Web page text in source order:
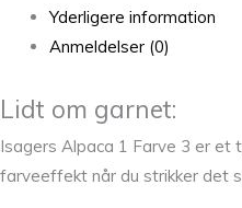
Yderligere information
Anmeldelser (0)
Lidt om garnet:
Isagers Alpaca 1 Farve 3 er
farveeffekt når du strikker det